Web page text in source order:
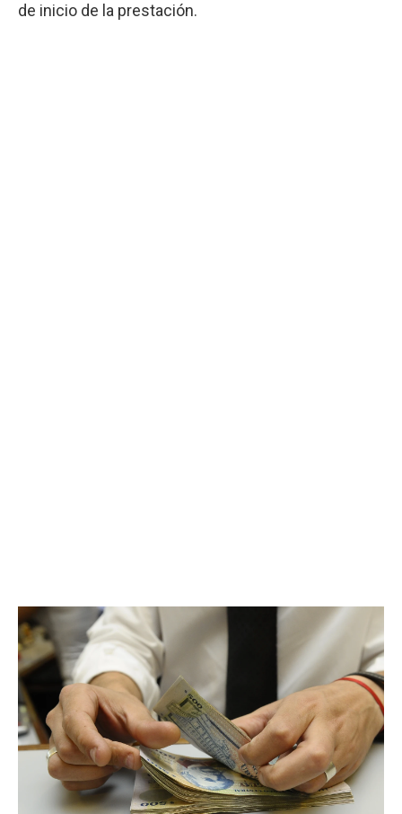
de inicio de la prestación.